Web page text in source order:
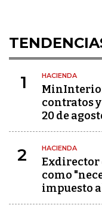
1 HACIENDA
contratos
20 de
2 HACIENDA
Exdirector
como
impuesto